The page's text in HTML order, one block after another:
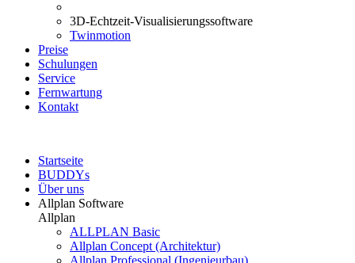
3D-Echtzeit-Visualisierungssoftware
Twinmotion
Preise
Schulungen
Service
Fernwartung
Kontakt
Startseite
BUDDYs
Über uns
Allplan Software
Allplan
ALLPLAN Basic
Allplan Concept (Architektur)
Allplan Professional (Ingenieurbau)